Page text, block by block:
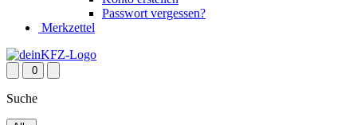
Passwort vergessen?
Merkzettel
0
Suche